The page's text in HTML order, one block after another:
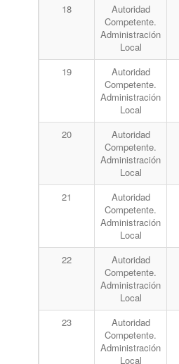
18
Autoridad
Competente.
Administración
Local
19
Autoridad
Competente.
Administración
Local
20
Autoridad
Competente.
Administración
Local
21
Autoridad
Competente.
Administración
Local
22
Autoridad
Competente.
Administración
Local
23
Autoridad
Competente.
Administración
Local